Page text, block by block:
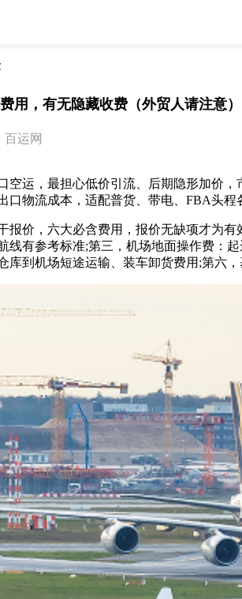
用，有无隐藏收费（外贸人请注意）
百运网
运，最担心低价引流、后期隐形加价，
口物流成本，适配普货、带电、FBA头程
价，六大必含费用，报价无缺项才为有
线有参考标准;第三，机场地面操作费：
库到机场短途运输、装车卸货费用;第六